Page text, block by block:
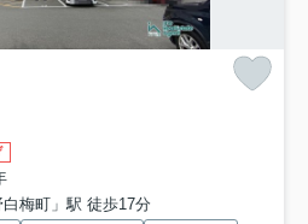
梅町」駅 徒歩17分